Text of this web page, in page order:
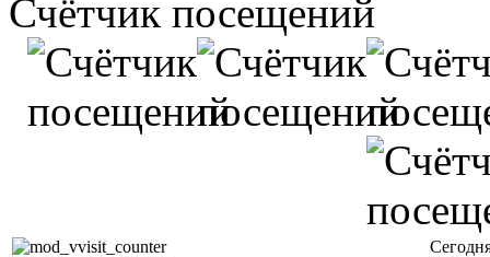
Счётчик посещений